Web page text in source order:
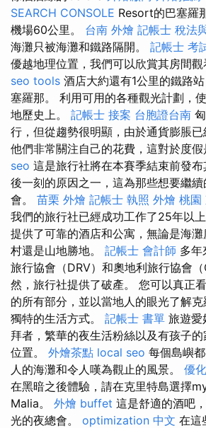
SEARCH CONSOLE Resort的巴塞羅
機場60公里。 台南 外燴 記帳士 稅法
海灘只被海灘和鐵路隔開。 記帳士 考
優越地理位置，我們可以欣賞其房間觀
seo tools 酒店大約還有1公里的鐵路
塞羅那。 利用可用的各種觀光計劃，
地歷史上。 記帳士 接案 台胞證台南
行，但從趨勢很明顯，由於通貨膨脹已
他們非常關注自己的花費，這對於度假
seo 這是旅行社將在本賽季結束前發
後一刻的原因之一，這為那些想要繼
會。 苗栗 外燴 記帳士 執照 外燴 桃園
我們的旅行社已經成功工作了25年以
提供了可靠的酒店和公寓，無論是海
村還是山地勝地。 記帳士 會計師 多年
旅行協會（DRV）和奧地利旅行協會
然，旅行社提供了破產。 您可以真正
的所有部分，並以當地人的眼光了解克
獨特的生活方式。 記帳士 書單 旅遊愛
拜者，繁華的夜生活粉絲以及有孩子
位置。 外燴茶點 local seo 每個島嶼
人的海灘和令人嘆為觀止的風景。 優
在黑暗之後體驗，請在克里特島選擇
Malia。 外燴 buffet 這是舒適的酒吧
光的夜總會。 optimization 中文 在這